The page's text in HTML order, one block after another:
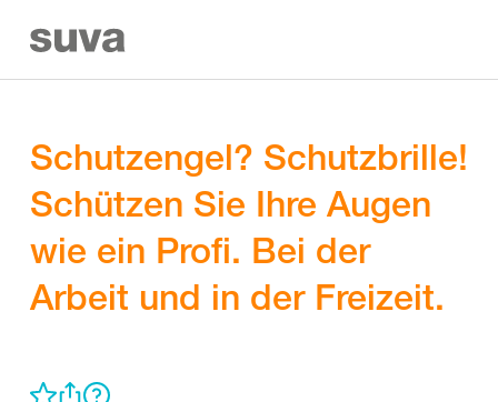
Schutzengel? Schutzbrille!
Schützen Sie Ihre Augen
wie ein Profi. Bei der
Arbeit und in der Freizeit.